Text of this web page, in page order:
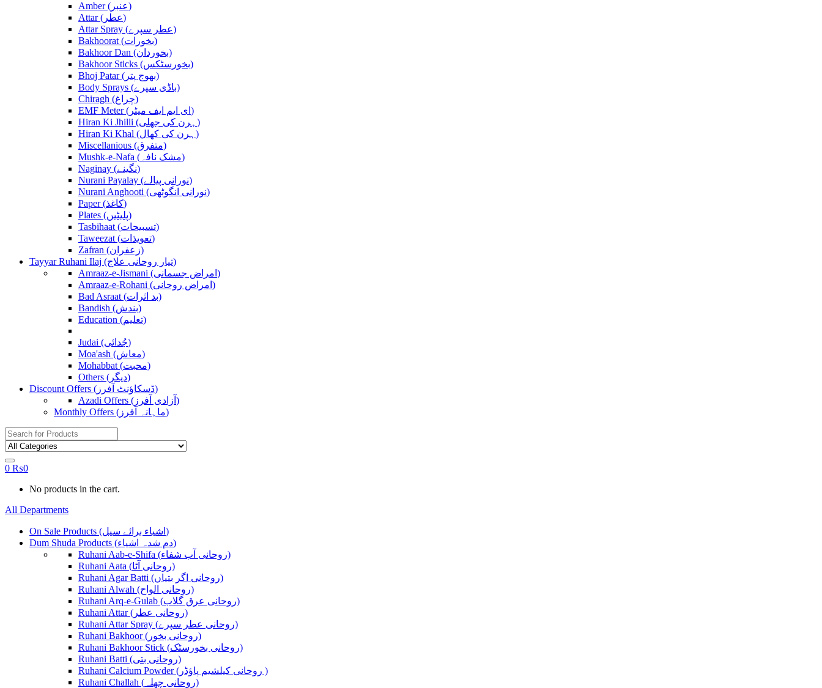
Amber (عنبر)
Attar (عطر)
Attar Spray (عطر سپرے)
Bakhoorat (بخورات)
Bakhoor Dan (بخوردان)
Bakhoor Sticks (بخورسٹکس)
Bhoj Patar (بھوج پتر)
Body Sprays (باڈی سپرے)
Chiragh (چراغ)
EMF Meter (ای ایم ایف میٹر)
Hiran Ki Jhilli (ہرن کی جھلی)
Hiran Ki Khal (ہرن کی کھال)
Miscellanious (متفرق)
Mushk-e-Nafa (مشک نافہ)
Naginay (نگینے)
Nurani Payalay (نورانی پیالے)
Nurani Anghooti (نورانی انگوٹھی)
Paper (کاغذ)
Plates (پلیٹیں)
Tasbihaat (تسبیحات)
Taweezat (تعویذات)
Zafran (زعفران)
Tayyar Ruhani Ilaj (تیار روحانی علاج)
Amraaz-e-Jismani (امراض جسمانی)
Amraaz-e-Rohani (امراض روحانی)
Bad Asraat (بد اثرات)
Bandish (بندش)
Education (تعلیم)
Judai (جُدائی)
Moa'ash (معاش)
Mohabbat (محبت)
Others (دیگر)
Discount Offers (ڈسکاؤنٹ آفرز)
Azadi Offers (آزادی آفرز)
Monthly Offers (ماہانہ آفرز)
Search
for:
0 ₨0
No products in the cart.
All Departments
On Sale Products (اشیاء برائے سیل)
Dum Shuda Products (دم شدہ اشیاء)
Ruhani Aab-e-Shifa (روحانی آب شفاء)
Ruhani Aata (روحانی آٹا)
Ruhani Agar Batti (روحانی اگر بتیاں)
Ruhani Alwah (روحانی الواح)
Ruhani Arq-e-Gulab (روحانی عرق گلاب)
Ruhani Attar (روحانی عطر)
Ruhani Attar Spray (روحانی عطر سپرے)
Ruhani Bakhoor (روحانی بخور)
Ruhani Bakhoor Stick (روحانی بخورسٹک)
Ruhani Batti (روحانی بتی)
Ruhani Calcium Powder (روحانی کیلشیم پاؤڈر )
Ruhani Challah (روحانی چھلہ)